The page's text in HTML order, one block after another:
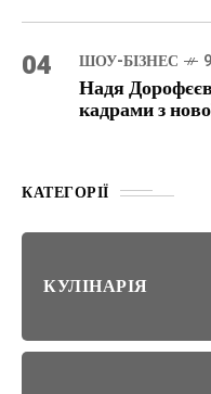
04 ШОУ-БІЗНЕС
Надя
кадрами з
КАТЕГОРІЇ
КУЛІНАРІЯ